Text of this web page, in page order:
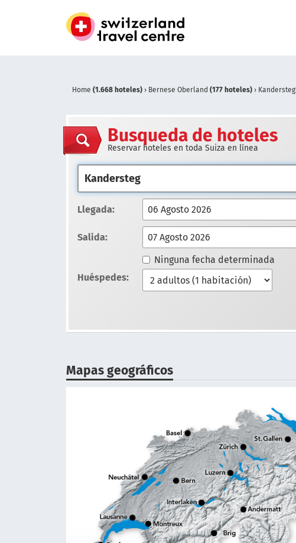
Home (1.668 hoteles) › Bernese Oberland (177 hoteles) › Kandersteg
Busqueda de hoteles
Reservar hoteles en toda Suiza en línea
Llegada:
Salida:
Ninguna fecha determinada
Huéspedes:
Mapas geográficos